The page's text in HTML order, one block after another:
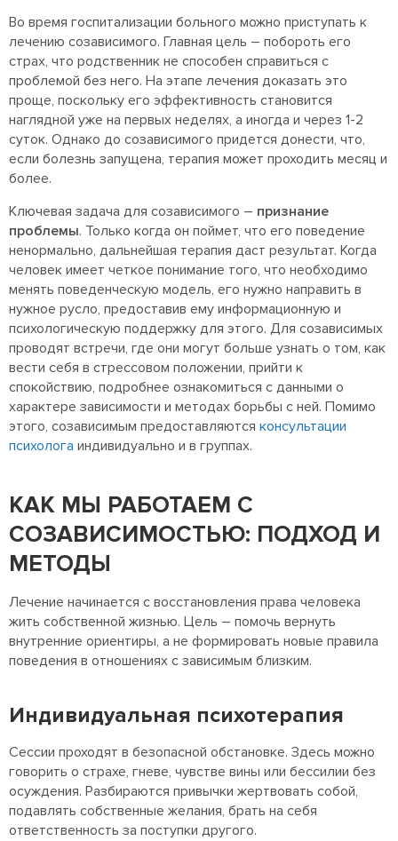
Во время госпитализации больного можно приступать к
лечению созависимого. Главная цель – побороть его
страх, что родственник не способен справиться с
проблемой без него. На этапе лечения доказать это
проще, поскольку его эффективность становится
наглядной уже на первых неделях, а иногда и через 1-2
суток. Однако до созависимого придется донести, что,
если болезнь запущена, терапия может проходить месяц и
более.
Ключевая задача для созависимого – признание
проблемы. Только когда он поймет, что его поведение
ненормально, дальнейшая терапия даст результат. Когда
человек имеет четкое понимание того, что необходимо
менять поведенческую модель, его нужно направить в
нужное русло, предоставив ему информационную и
психологическую поддержку для этого. Для созависимых
проводят встречи, где они могут больше узнать о том, как
вести себя в стрессовом положении, прийти к
спокойствию, подробнее ознакомиться с данными о
характере зависимости и методах борьбы с ней. Помимо
этого, созависимым предоставляются консультации
психолога индивидуально и в группах.
КАК МЫ РАБОТАЕМ С
СОЗАВИСИМОСТЬЮ: ПОДХОД И
МЕТОДЫ
Лечение начинается с восстановления права человека
жить собственной жизнью. Цель – помочь вернуть
внутренние ориентиры, а не формировать новые правила
поведения в отношениях с зависимым близким.
Индивидуальная психотерапия
Сессии проходят в безопасной обстановке. Здесь можно
говорить о страхе, гневе, чувстве вины или бессилии без
осуждения. Разбираются привычки жертвовать собой,
подавлять собственные желания, брать на себя
ответственность за поступки другого.